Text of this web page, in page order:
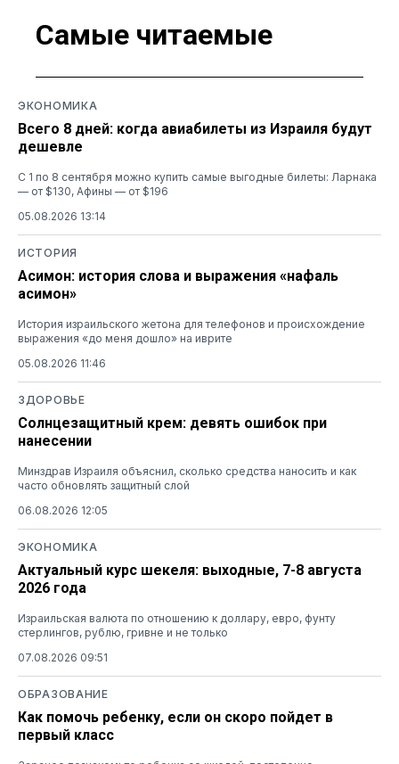
Самые читаемые
ЭКОНОМИКА
Всего 8 дней: когда авиабилеты из Израиля будут
дешевле
С 1 по 8 сентября можно купить самые выгодные билеты: Ларнака
— от $130, Афины — от $196
05.08.2026 13:14
ИСТОРИЯ
Асимон: история слова и выражения «нафаль
асимон»
История израильского жетона для телефонов и происхождение
выражения «до меня дошло» на иврите
05.08.2026 11:46
ЗДОРОВЬЕ
Солнцезащитный крем: девять ошибок при
нанесении
Минздрав Израиля объяснил, сколько средства наносить и как
часто обновлять защитный слой
06.08.2026 12:05
ЭКОНОМИКА
Актуальный курс шекеля: выходные, 7-8 августа
2026 года
Израильская валюта по отношению к доллару, евро, фунту
стерлингов, рублю, гривне и не только
07.08.2026 09:51
ОБРАЗОВАНИЕ
Как помочь ребенку, если он скоро пойдет в
первый класс